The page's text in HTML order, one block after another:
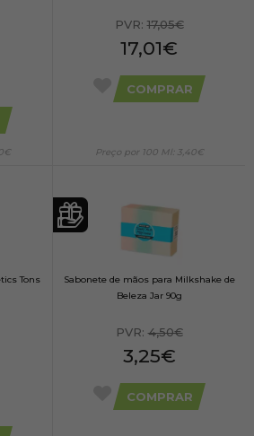
PVR:17,05€
17,01€
COMPRAR
Preço por 100 Ml: 3,40€
Tons
Sabonete de mãos para Milkshake de
Beleza Jar 90g
PVR:4,50€
3,25€
COMPRAR